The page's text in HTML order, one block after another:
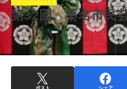
第32回 桑名市民